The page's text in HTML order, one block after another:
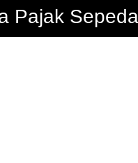
Pajak